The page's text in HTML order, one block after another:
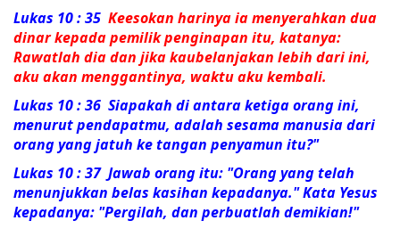
Lukas 10 : 35 Keesokan harinya ia menyerahkan dua
dinar kepada pemilik penginapan itu, katanya:
Rawatlah dia dan jika kaubelanjakan lebih dari ini,
aku akan menggantinya, waktu aku kembali.
Lukas 10 : 36 Siapakah di antara ketiga orang ini,
menurut pendapatmu, adalah sesama manusia dari
orang yang jatuh ke tangan penyamun itu?"
Lukas 10 : 37 Jawab orang itu: "Orang yang telah
menunjukkan belas kasihan kepadanya." Kata Yesus
kepadanya: "Pergilah, dan perbuatlah demikian!"